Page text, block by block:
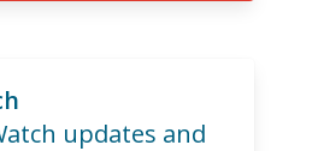
updates and